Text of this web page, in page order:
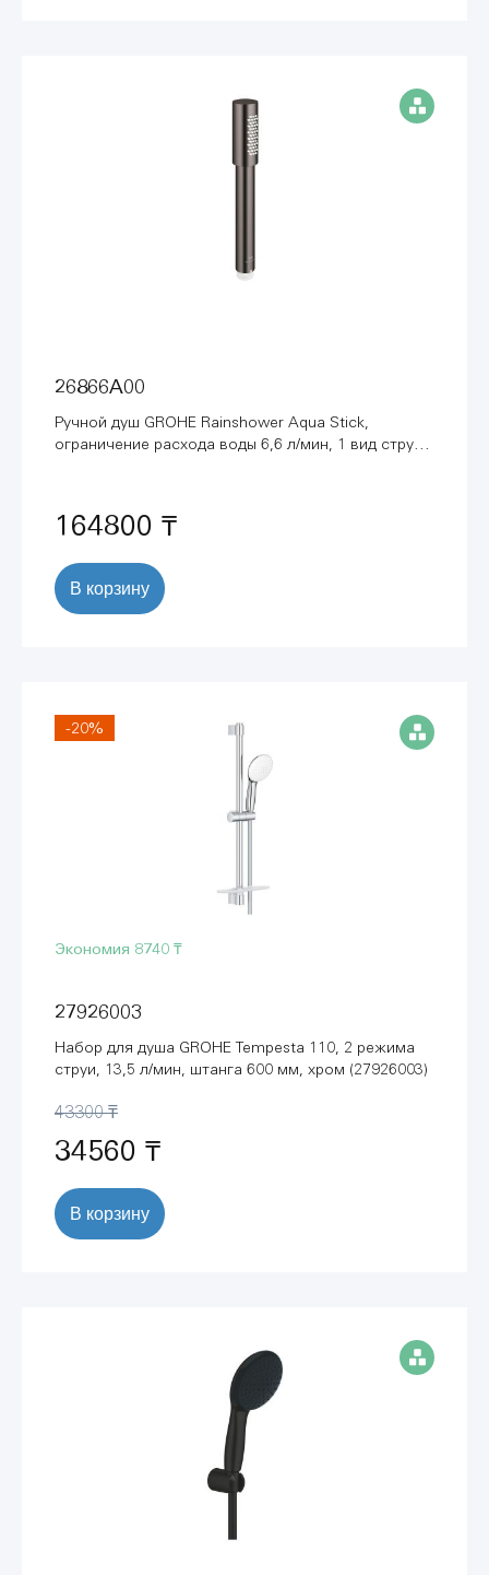
26866A00
Ручной душ GROHE Rainshower Aqua Stick,
ограничение расхода воды 6,6 л/мин, 1 вид струи,
164800 ₸
В корзину
-20%
Экономия 8740 ₸
27926003
Набор для душа GROHE Tempesta 110, 2 режима
струи, 13,5 л/мин, штанга 600 мм, хром (27926003)
43300 ₸
34560 ₸
В корзину